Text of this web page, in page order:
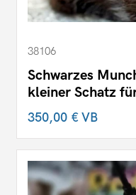
38106
Schwarzes
kleiner Schatz
350,00 €VB